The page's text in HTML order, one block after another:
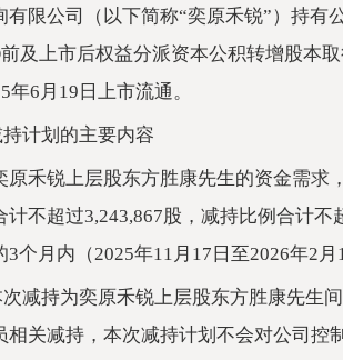
有限公司（以下简称“奕原禾锐”）持有
及上市后权益分派资本公积转增股本
年6月19日上市流通。
持计划的主要内容
原禾锐上层股东方胜康先生的资金需求
计不超过3,243,867股，减持比例合计
3个月内（2025年11月17日至2026年2月
次减持为奕原禾锐上层股东方胜康先生
相关减持，本次减持计划不会对公司控